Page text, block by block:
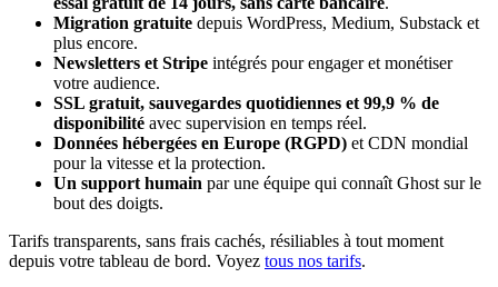
Migration gratuite depuis WordPress, Medium, Substack et
plus encore.
Newsletters et Stripe intégrés pour engager et monétiser
votre audience.
SSL gratuit, sauvegardes quotidiennes et 99,9 % de
disponibilité avec supervision en temps réel.
Données hébergées en Europe (RGPD) et CDN mondial
pour la vitesse et la protection.
Un support humain par une équipe qui connaît Ghost sur le
bout des doigts.
Tarifs transparents, sans frais cachés, résiliables à tout moment
depuis votre tableau de bord. Voyez tous nos tarifs.